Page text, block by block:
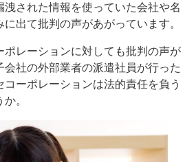
された情報を使っていた会社や名
出て批判の声があがっています。
ポレーションに対しても批判の声が
会社の外部業者の派遣社員が行った
コーポレーションは法的責任を負う
。